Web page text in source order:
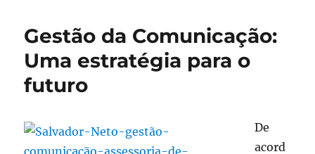
deixe
de
falar
Gestão da Comunicação:
Uma estratégia para o
futuro
De
acord